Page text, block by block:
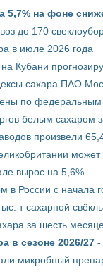
на фоне
до 170
в июле 2026 года
Кубани
сахара ПАО
по федеральным
белым сахаром
произвели
вырос на 5,6%
в России с начала
т сахарной
за шесть
в сезоне 2026/
микробный